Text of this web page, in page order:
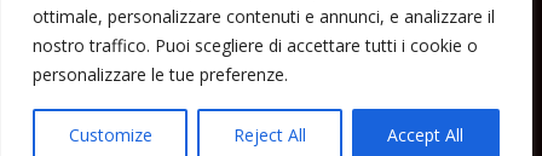
ottimale, personalizzare contenuti e annunci, e analizzare il
nostro traffico. Puoi scegliere di accettare tutti i cookie o
personalizzare le tue preferenze.
Customize Reject All Accept All
Direttore responsabile: Peppe Paino - Eolmedia, via Zinzolo, 20 - 980555 -
Lipari (Me) - Tel. 3924544698 e-mail: giornaledilipari@gmail.com -
peppepaino1@gmail.com Testata registrata al Tribunale di Barcellona